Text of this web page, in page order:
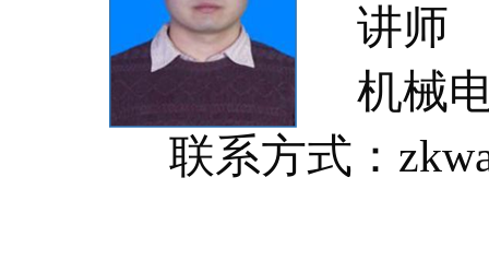
讲师
机械电
联系方式：